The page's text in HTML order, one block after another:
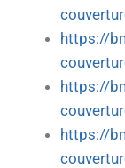
https://
https://
https://